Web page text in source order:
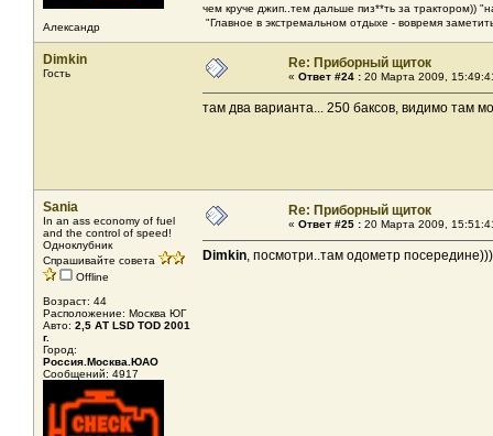
Александр
чем круче джип..тем дальше пиз**ть за трактором))
"Главное в экстремальном отдыхе - вовремя
Dimkin
Гость
Re: Приборный щиток
« Ответ #24 : 20 Марта 2009,
там два варианта... 250 баксов, видимо там
Sania
In an ass economy of fuel
and the control of speed!
Одноклубник
Спрашивайте совета
Offline
Возраст: 44
Расположение: Москва ЮГ
Авто: 2,5 АТ LSD TOD 2001
г.
Город:
Россия.Москва.ЮАО
Сообщений: 4917
Re: Приборный щиток
« Ответ #25 : 20 Марта 2009,
Dimkin, посмотри..там одометр